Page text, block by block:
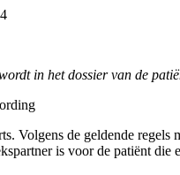
in het dossier van de
de geldende regels
is voor de patiënt